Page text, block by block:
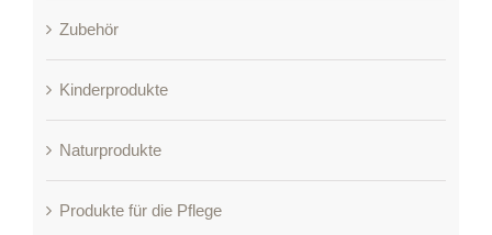
Zubehör
Kinderprodukte
Naturprodukte
Produkte für die Pflege